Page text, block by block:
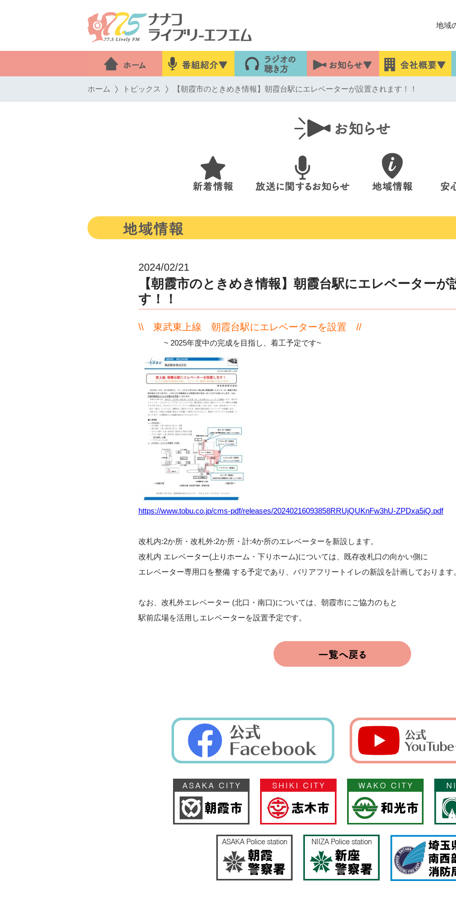
地域
ホーム トピックス 【朝霞市のときめき情報】朝霞台駅にエレベーターが設置されます！！
2024/02/21
【朝霞市のときめき情報】朝霞台駅にエレベーターが
す！！
\\ 東武東上線 朝霞台駅にエレベーターを設置 //
~ 2025年度中の完成を目指し、着工予定です~
https://www.tobu.co.jp/cms-pdf/releases/20240216093858RRUjQUKnFw3hU-ZPDxa5iQ.pdf
改札内:2か所・改札外:2か所・計:4か所のエレベーターを新設します。
改札内 エレベーター(上りホーム・下りホーム)については、既存改札口の向かい側に
エレベーター専用口を整備 する予定であり、バリアフリートイレの新設を計画しております
なお、改札外エレベーター (北口・南口)については、朝霞市にご協力のもと
駅前広場を活用しエレベーターを設置予定です。